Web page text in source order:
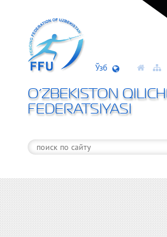
Ўзб
O’ZBEKISTON
FEDERATSIYASI